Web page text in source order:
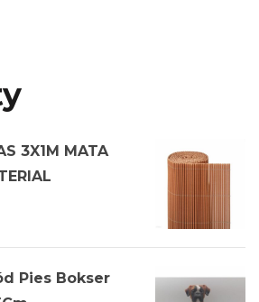
3X1M MATA
Pies Bokser